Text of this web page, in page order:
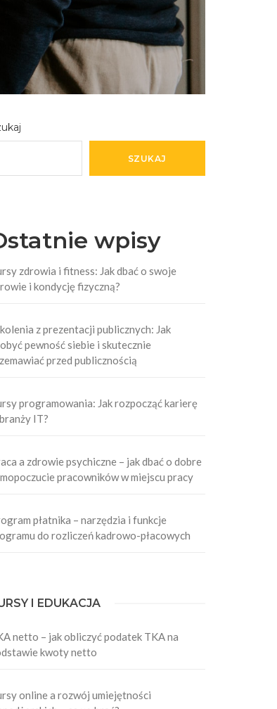
SZUKAJ
wpisy
zdrowia i fitness: Jak dbać o swoje
i kondycję fizyczną?
z prezentacji publicznych: Jak
pewność siebie i skutecznie
przed publicznością
programowania: Jak rozpocząć karierę
IT?
a zdrowie psychiczne – jak dbać o dobre
pracowników w miejscu pracy
płatnika – narzędzia i funkcje
do rozliczeń kadrowo-płacowych
I EDUKACJA
netto – jak obliczyć podatek TKA na
kwoty netto
online a rozwój umiejętności